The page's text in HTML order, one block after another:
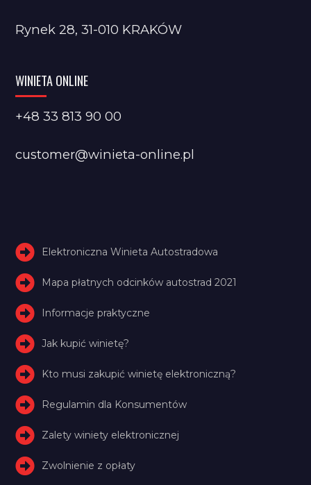
Rynek 28, 31-010 KRAKÓW
WINIETA ONLINE
+48 33 813 90 00
customer@winieta-online.pl
Elektroniczna Winieta Autostradowa
Mapa płatnych odcinków autostrad 2021
Informacje praktyczne
Jak kupić winietę?
Kto musi zakupić winietę elektroniczną?
Regulamin dla Konsumentów
Zalety winiety elektronicznej
Zwolnienie z opłaty